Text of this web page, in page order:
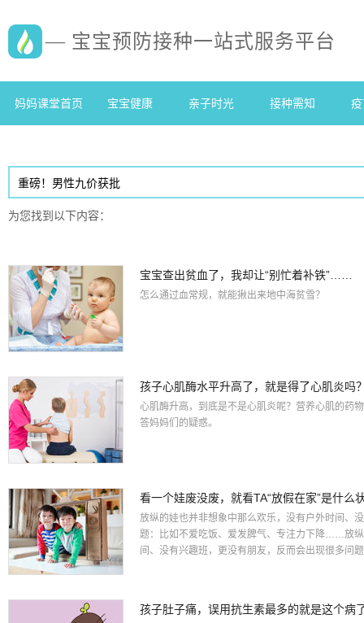
— 宝宝预防接种一站式服务平台
妈妈课堂首页 宝宝健康 亲子时光 接种需知
为您找到以下内容：
宝宝查出贫血了，我却让“别忙着补铁”……
怎么通过血常规，就能揪出来地中海贫雪？
孩子心肌酶水平升高了，就是得了心肌炎吗
心肌酶升高，到底是不是心肌炎呢？营养心肌的药
答妈妈们的疑惑。
看一个娃废没废，就看TA“放假在家”是什么
放纵的娃也并非想象中那么欢乐，没有户外时间、
题：比如不爱吃饭、爱发脾气、专注力下降……放
间、没有兴趣班，更没有朋友，反而会出现很多问
孩子肚子痛，误用抗生素最多的就是这个病